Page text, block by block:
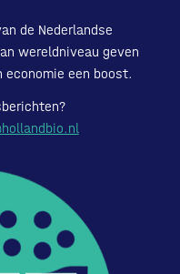
de Nederlandse
wereldniveau geven
economie een boost.